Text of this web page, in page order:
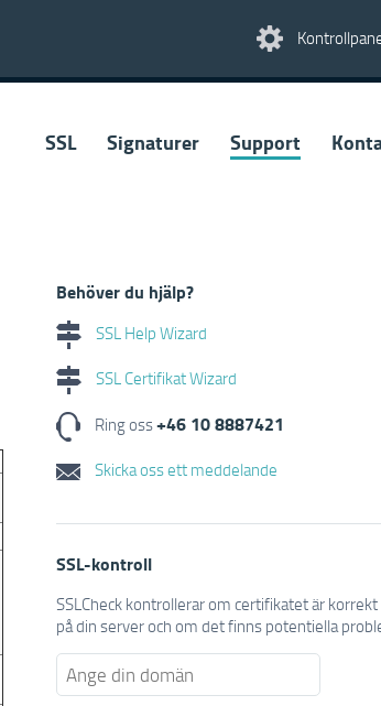
SSL Signaturer Support
Behöver du hjälp?
SSL Help Wizard
SSL Certifikat Wizard
Ring oss+46 10 8887421
Skicka oss ett meddelande
SSL-kontroll
SSLCheck kontrollerar om certifikatet är
på din server och om det finns potentiella